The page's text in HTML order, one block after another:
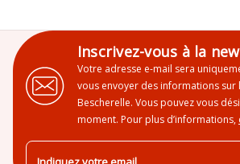
Inscrivez-vous à la
Votre adresse e-mail sera
vous envoyer des informations sur
Bescherelle. Vous pouvez vous
moment. Pour plus d’informations,